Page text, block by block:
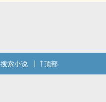
搜索小说 顶部